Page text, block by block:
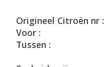
Origineel Citroën nr :
Voor :
Tussen :